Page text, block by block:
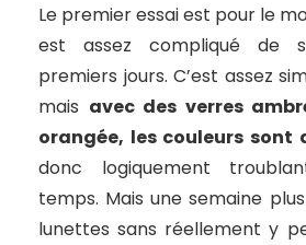
Le premier essai est pour le
est assez compliqué de
premiers jours. C’est assez
mais avec des verres
orangée, les couleurs sont
donc logiquement
temps. Mais une semaine
lunettes sans réellement y